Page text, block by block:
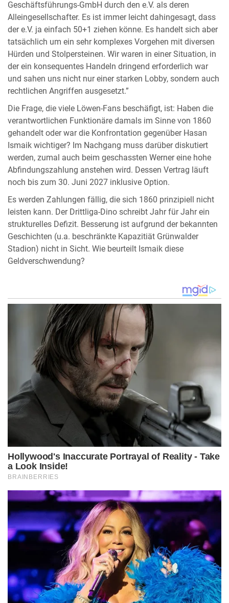
Geschäftsführungs-GmbH durch den e.V. als deren
Alleingesellschafter. Es ist immer leicht dahingesagt, dass
der e.V. ja einfach 50+1 ziehen könne. Es handelt sich aber
tatsächlich um ein sehr komplexes Vorgehen mit diversen
Hürden und Stolpersteinen. Wir waren in einer Situation, in
der ein konsequentes Handeln dringend erforderlich war
und sahen uns nicht nur einer starken Lobby, sondern auch
rechtlichen Angriffen ausgesetzt.”
Die Frage, die viele Löwen-Fans beschäfigt, ist: Haben die
verantwortlichen Funktionäre damals im Sinne von 1860
gehandelt oder war die Konfrontation gegenüber Hasan
Ismaik wichtiger? Im Nachgang muss darüber diskutiert
werden, zumal auch beim geschassten Werner eine hohe
Abfindungszahlung anstehen wird. Dessen Vertrag läuft
noch bis zum 30. Juni 2027 inklusive Option.
Es werden Zahlungen fällig, die sich 1860 prinzipiell nicht
leisten kann. Der Drittliga-Dino schreibt Jahr für Jahr ein
strukturelles Defizit. Besserung ist aufgrund der bekannten
Geschichten (u.a. beschränkte Kapazitiät Grünwalder
Stadion) nicht in Sicht. Wie beurteilt Ismaik diese
Geldverschwendung?